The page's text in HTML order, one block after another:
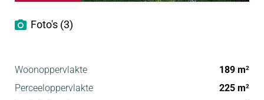
Foto's (3)
Woonoppervlakte 189 m2
Perceeloppervlakte 225 m2